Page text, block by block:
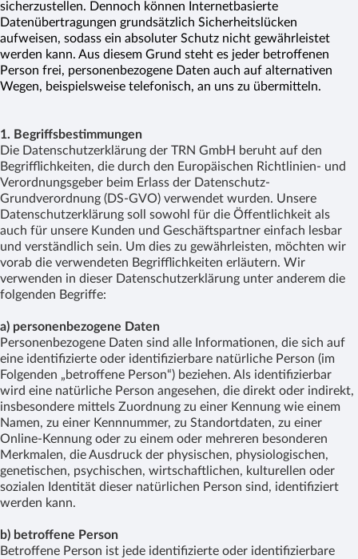
sicherzustellen. Dennoch können Internetbasierte
Datenübertragungen grundsätzlich Sicherheitslücken
aufweisen, sodass ein absoluter Schutz nicht gewährleistet
werden kann. Aus diesem Grund steht es jeder betroffenen
Person frei, personenbezogene Daten auch auf alternativen
Wegen, beispielsweise telefonisch, an uns zu übermitteln.
1. Begriffsbestimmungen
Die Datenschutzerklärung der TRN GmbH beruht auf den
Begrifflichkeiten, die durch den Europäischen Richtlinien- und
Verordnungsgeber beim Erlass der Datenschutz-
Grundverordnung (DS-GVO) verwendet wurden. Unsere
Datenschutzerklärung soll sowohl für die Öffentlichkeit als
auch für unsere Kunden und Geschäftspartner einfach lesbar
und verständlich sein. Um dies zu gewährleisten, möchten wir
vorab die verwendeten Begrifflichkeiten erläutern. Wir
verwenden in dieser Datenschutzerklärung unter anderem die
folgenden Begriffe:
a) personenbezogene Daten
Personenbezogene Daten sind alle Informationen, die sich auf
eine identifizierte oder identifizierbare natürliche Person (im
Folgenden „betroffene Person“) beziehen. Als identifizierbar
wird eine natürliche Person angesehen, die direkt oder indirekt,
insbesondere mittels Zuordnung zu einer Kennung wie einem
Namen, zu einer Kennnummer, zu Standortdaten, zu einer
Online-Kennung oder zu einem oder mehreren besonderen
Merkmalen, die Ausdruck der physischen, physiologischen,
genetischen, psychischen, wirtschaftlichen, kulturellen oder
sozialen Identität dieser natürlichen Person sind, identifiziert
werden kann.
b) betroffene Person
Betroffene Person ist jede identifizierte oder identifizierbare